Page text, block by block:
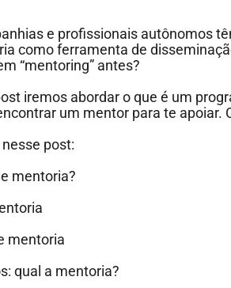
e profissionais autônomos
como ferramenta de
“mentoring” antes?
iremos abordar o que é um
um mentor para te apoiar.
post:
mentoria?
mentoria
qual a mentoria?